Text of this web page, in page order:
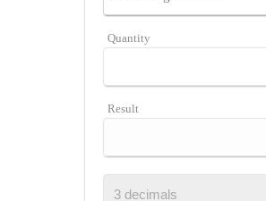
Quantity
Result